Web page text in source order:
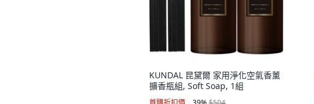
KUNDAL 昆黛爾 家用淨化空氣香薰
擴香瓶組, Soft Soap, 1組